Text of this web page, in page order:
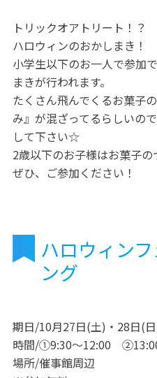
トリックオアトリート！？
ハロウィンのおかしまき！
小学生以下のお一人で参加
まきが行われます。
たくさん飛んでくるお菓子
み』が混ざってるらしいの
して下さい☆
2歳以下のお子様はお菓子
ぜひ、ご参加ください！
ハロウィン
ング
期日/10月27日(土)・28日(
時間/①9:30～12:00
場所/催事館周辺